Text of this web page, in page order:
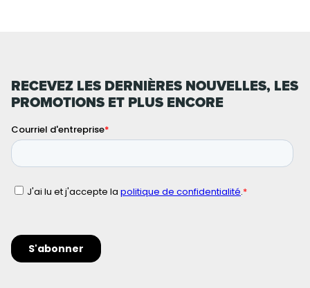
RECEVEZ LES DERNIÈRES NOUVELLES, LES
PROMOTIONS ET PLUS ENCORE